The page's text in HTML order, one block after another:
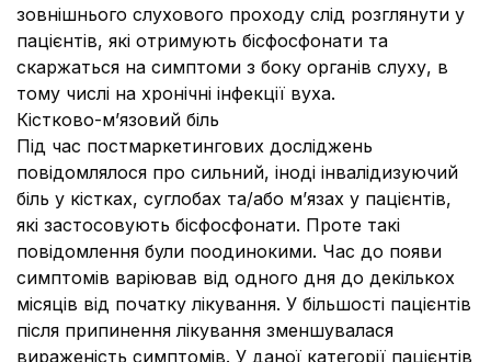
зовнішнього слухового проходу слід розглянути у
пацієнтів, які отримують бісфосфонати та
скаржаться на симптоми з боку органів слуху, в
тому числі на хронічні інфекції вуха.
Кістково-м’язовий біль
Під час постмаркетингових досліджень
повідомлялося про сильний, іноді інвалідизуючий
біль у кістках, суглобах та/або м’язах у пацієнтів,
які застосовують бісфосфонати. Проте такі
повідомлення були поодинокими. Час до появи
симптомів варіював від одного дня до декількох
місяців від початку лікування. У більшості пацієнтів
після припинення лікування зменшувалася
вираженість симптомів. У даної категорії пацієнтів